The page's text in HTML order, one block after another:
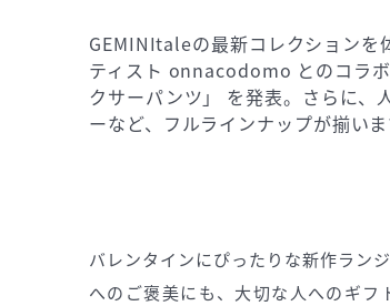
GEMINItaleの最新コレクションを
ティスト onnacodomo とのコラ
クサーパンツ」 を発表。さらに、
ーなど、フルラインナップが揃いま
バレンタインにぴったりな新作ラン
へのご褒美にも、大切な人へのギフ